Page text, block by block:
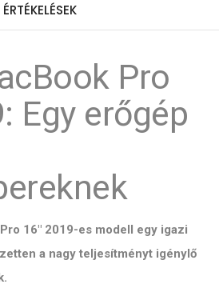
ÉRTÉKELÉSEK
Pro
Egy erőgép
16" 2019-es modell egy igazi
a nagy teljesítményt igénylő